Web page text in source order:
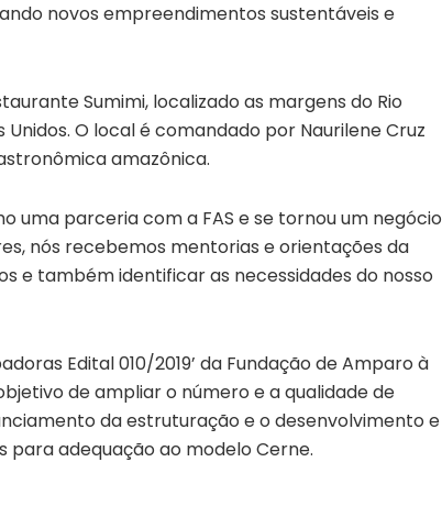
novos empreendimentos sustentáveis e
Sumimi, localizado as margens do Rio
O local é comandado por Naurilene Cruz
amazônica.
uma parceria com a FAS e se tornou um negócio
nós recebemos mentorias e orientações da
e também identificar as necessidades do nosso
Edital 010/2019’ da Fundação de Amparo à
de ampliar o número e a qualidade de
da estruturação e o desenvolvimento e
adequação ao modelo Cerne.